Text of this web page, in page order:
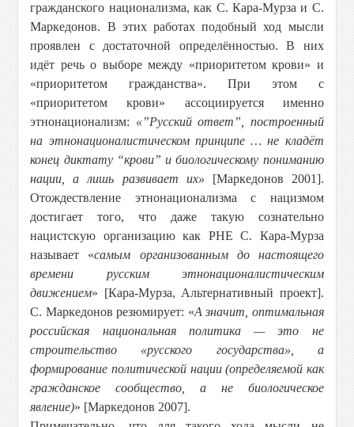
гражданского национализма, как С. Кара-Мурза и С.
Маркедонов. В этих работах подобный ход мысли
проявлен с достаточной определённостью. В них
идёт речь о выборе между «приоритетом крови» и
«приоритетом гражданства». При этом с
«приоритетом крови» ассоциируется именно
этнонационализм: «”Русский ответ”, построенный
на этнонационалистическом принципе … не кладёт
конец диктату “крови” и биологическому пониманию
нации, а лишь развивает их» [Маркедонов 2001].
Отождествление этнонационализма с нацизмом
достигает того, что даже такую сознательно
нацистскую организацию как РНЕ С. Кара-Мурза
называет «самым организованным до настоящего
времени русским этнонационалистическим
движением» [Кара-Мурза, Альтернативный проект].
С. Маркедонов резюмирует: «А значит, оптимальная
российская национальная политика — это не
строительство «русского государства», а
формирование политической нации (определяемой как
гражданское сообщество, а не биологическое
явление)» [Маркедонов 2007].